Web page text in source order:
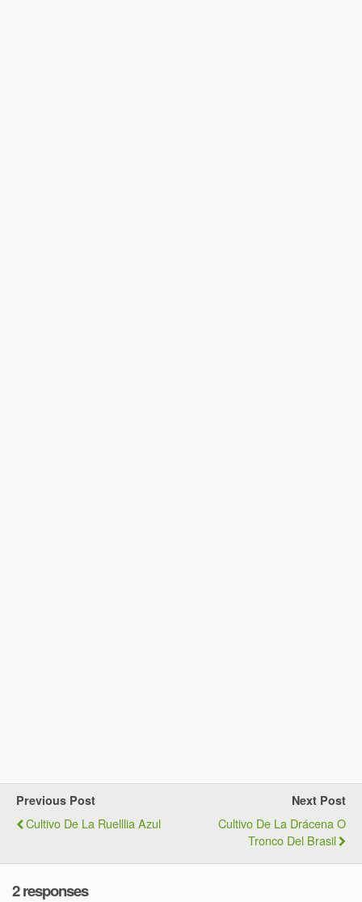
Previous Post
Cultivo De La Ruelllia Azul
Next Post
Cultivo De La Drácena O
Tronco Del Brasil
2 responses